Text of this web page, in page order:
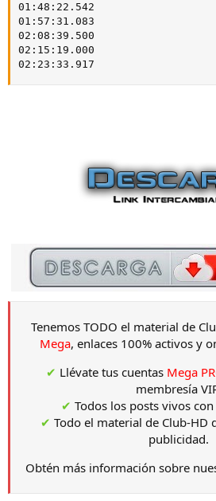
01:48:22.542
01:57:31.083
02:08:39.500
02:15:19.000
02:23:33.917
Tenemos TODO el material de
Mega, enlaces 100% activos y
✔ Llévate tus cuentas Mega
membresía
✔ Todos los posts vivos
✔ Todo el material de Club-HD
publicidad.
Obtén más información sobre